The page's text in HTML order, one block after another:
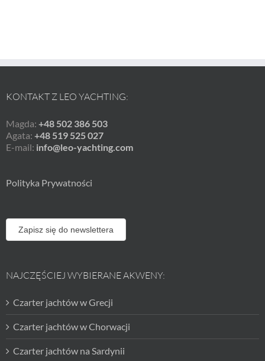
KONTAKT Z LEO YACHTING:
Magda: +48 502 386 503
Agata: +48 519 525 027
E-mail: info@leo-yachting.com
Polityka Prywatności
Zapisz się do newslettera
NAJCZĘŚCIEJ WYBIERANE AKWENY:
Czarter jachtów w Grecji
Czarter jachtów w Chorwacji
Czarter jachtów na Sardynii